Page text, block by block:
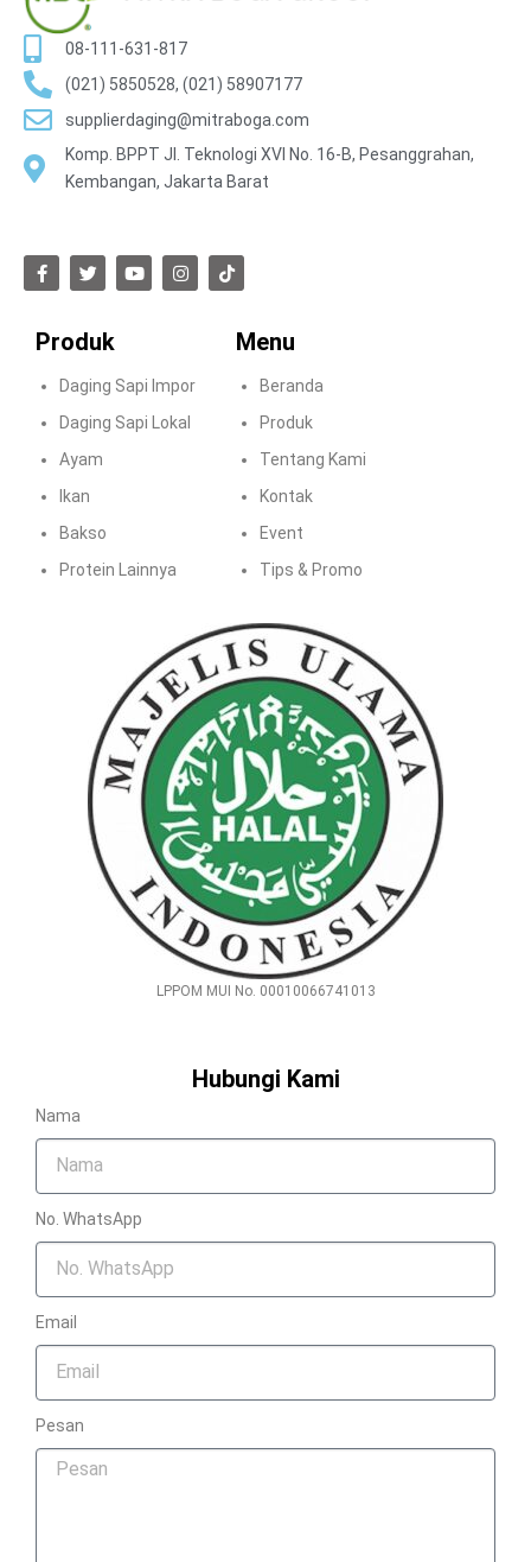
08-111-631-817
(021) 5850528, (021) 58907177
supplierdaging@mitraboga.com
Komp. BPPT Jl. Teknologi XVI No. 16-B, Pesanggrahan,
Kembangan, Jakarta Barat
Produk
Daging Sapi Impor
Daging Sapi Lokal
Ayam
Ikan
Bakso
Protein Lainnya
Menu
Beranda
Produk
Tentang Kami
Kontak
Event
Tips & Promo
LPPOM MUI No. 00010066741013
Hubungi Kami
Nama
No. WhatsApp
Email
Pesan